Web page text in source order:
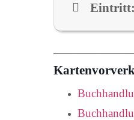
Eintritt: